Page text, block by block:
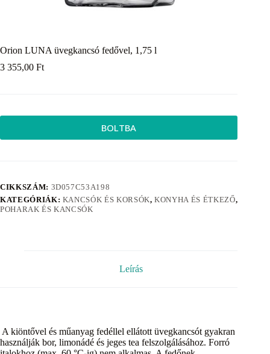
Orion LUNA üvegkancsó fedővel, 1,75 l
3 355,00 Ft
BOLTBA
CIKKSZÁM: 3D057C53A198
KATEGÓRIÁK: KANCSÓK ÉS KORSÓK,KONYHA ÉS ÉTKEZŐ,
POHARAK ÉS KANCSÓK
Leírás
A kiöntővel és műanyag fedéllel ellátott üvegkancsót gyakran
használják bor, limonádé és jeges tea felszolgálásához. Forró